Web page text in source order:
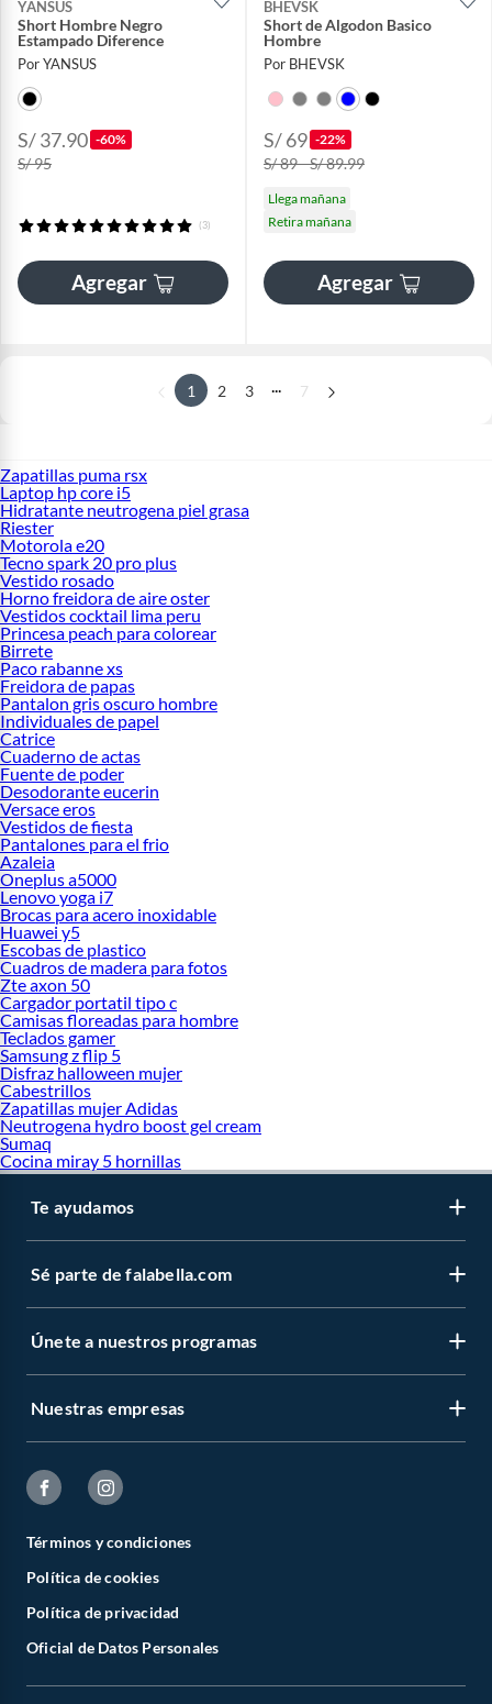
YANSUS
Short Hombre Negro
Estampado Diference
Por YANSUS
S/ 37.90 -60%
S/ 95
(3)
Agregar
BHEVSK
Short de Algodon Basico
Hombre
Por BHEVSK
S/ 69 -22%
S/ 89 - S/ 89.99
Llega mañana
Retira mañana
Agregar
1 2 3 7
Zapatillas puma rsx
Laptop hp core i5
Hidratante neutrogena piel grasa
Riester
Motorola e20
Tecno spark 20 pro plus
Vestido rosado
Horno freidora de aire oster
Vestidos cocktail lima peru
Princesa peach para colorear
Birrete
Paco rabanne xs
Freidora de papas
Pantalon gris oscuro hombre
Individuales de papel
Catrice
Cuaderno de actas
Fuente de poder
Desodorante eucerin
Versace eros
Vestidos de fiesta
Pantalones para el frio
Azaleia
Oneplus a5000
Lenovo yoga i7
Brocas para acero inoxidable
Huawei y5
Escobas de plastico
Cuadros de madera para fotos
Zte axon 50
Cargador portatil tipo c
Camisas floreadas para hombre
Teclados gamer
Samsung z flip 5
Disfraz halloween mujer
Cabestrillos
Zapatillas mujer Adidas
Neutrogena hydro boost gel cream
Sumaq
Cocina miray 5 hornillas
Te ayudamos
Sé parte de falabella.com
Únete a nuestros programas
Nuestras empresas
Términos y condiciones
Política de cookies
Política de privacidad
Oficial de Datos Personales